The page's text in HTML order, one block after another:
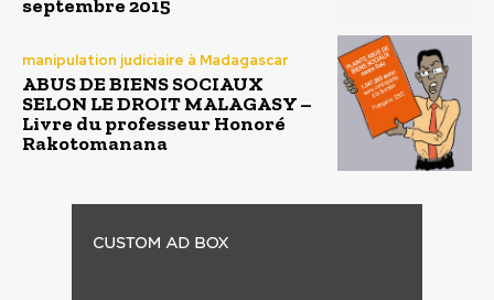
septembre 2015
manipulation judiciaire à Madagascar
ABUS DE BIENS SOCIAUX
SELON LE DROIT MALAGASY –
Livre du professeur Honoré
Rakotomanana